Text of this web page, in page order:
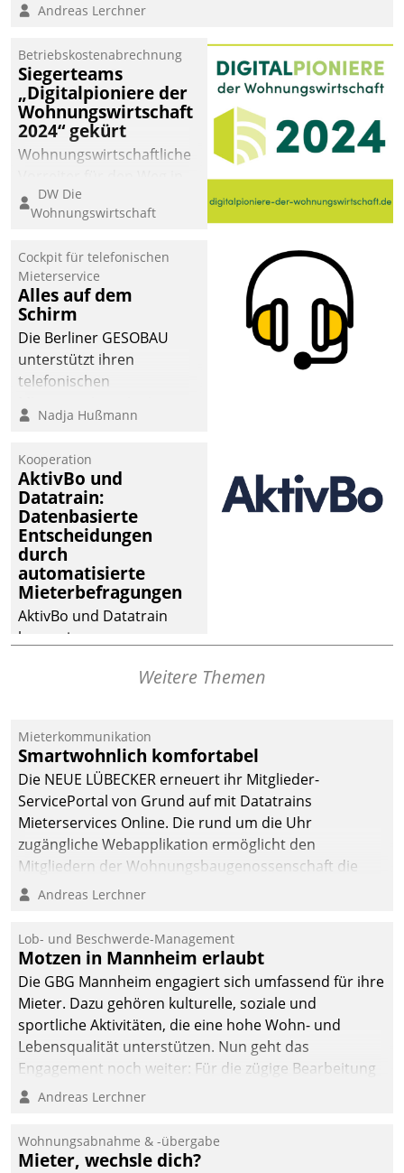
Andreas Lerchner
Betriebskostenabrechnung
Siegerteams
„Digitalpioniere der
Wohnungswirtschaft
2024“ gekürt
Wohnungswirtschaftliche
eine digitale Zukunft zu
finden, ist das Ziel des
der
Wohnungswirtschaft“.
Bewerben können sich
dafür ein Team
bestehend aus
Wohnungsunternehmen
und PropTech.
DW Die
Wohnungswirtschaft
Cockpit für telefonischen
Mieterservice
Alles auf dem
Schirm
Die Berliner GESOBAU
unterstützt ihren
telefonischen
digitalen Cockpit, das
passende Fragen und
Schlagworte auswirft.
Eine intuitive
Dialogführung ermöglicht
dem externen
Serviceteam, Anrufe von
Mietenden zügiger und
effizienter zu bearbeiten.
Nadja Hußmann
Kooperation
AktivBo und
Datatrain:
Datenbasierte
Entscheidungen
durch
automatisierte
Mieterbefragungen
AktivBo und Datatrain
kooperieren –
profitieren: Die nahtlose
Datatrain ermöglicht
automatisiert ausgelöste,
zielgerichtete
Mieterbefragungen – eine
starke Grundlage für
intelligente,
Entscheidungen.
Weitere Themen
Mieterkommunikation
Smartwohnlich komfortabel
Die NEUE LÜBECKER erneuert ihr Mitglieder-
ServicePortal von Grund auf mit Datatrains
Mieterservices Online. Die rund um die Uhr
zugängliche Webapplikation ermöglicht den
Mitgliedern der Wohnungs­bau­genossenschaft die
Kontaktaufnahme per Smartphone, Tablet oder PC.
Andreas Lerchner
Lob- und Beschwerde-Management
Motzen in Mannheim erlaubt
Die GBG Mannheim engagiert sich umfassend für ihre
Mieter. Dazu gehören kulturelle, soziale und
sportliche Aktivitäten, die eine hohe Wohn- und
Lebensqualität unterstützen. Nun geht das
Engagement noch weiter: Für die zügige Bearbeitung
von Beschwerden – oder Lob – richtet das
und Beschwerde-Management einen eigenen Kanal
ein.
Andreas Lerchner
Wohnungsabnahme & -übergabe
Mieter, wechsle dich?